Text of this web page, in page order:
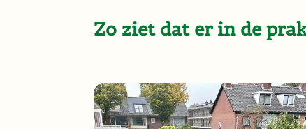
Zo ziet dat er in de